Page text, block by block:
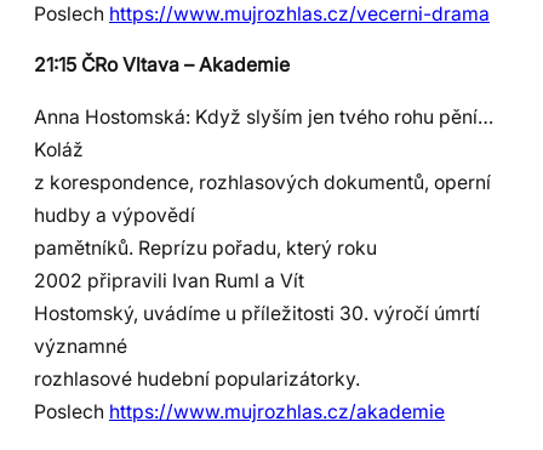
Poslech https://www.mujrozhlas.cz/vecerni-drama
21:15 ČRo Vltava – Akademie
Anna Hostomská: Když slyším jen tvého rohu pění…
Koláž
z korespondence, rozhlasových dokumentů, operní
hudby a výpovědí
pamětníků. Reprízu pořadu, který roku
2002 připravili Ivan Ruml a Vít
Hostomský, uvádíme u příležitosti 30. výročí úmrtí
významné
rozhlasové hudební popularizátorky.
Poslech https://www.mujrozhlas.cz/akademie